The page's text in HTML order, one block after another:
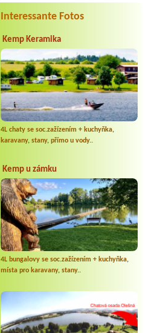
Interessante Fotos
Kemp Keramika
4L chaty se soc.zažízením + kuchyňka,
karavany, stany, přímo u vody..
Kemp u zámku
4L bungalovy se soc.zažízením + kuchyňka,
místa pro karavany, stany..